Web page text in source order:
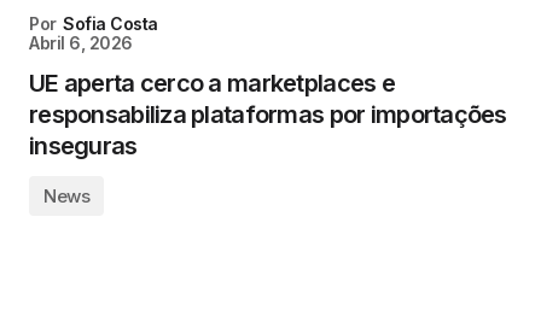
Por Sofia Costa
Abril 6, 2026
UE aperta cerco a marketplaces e
responsabiliza plataformas por importações
inseguras
News